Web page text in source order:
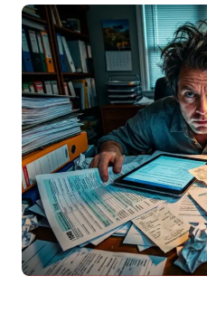
Crédito Habitação em
Descubra os valores
2026 (6 e 12
e o impacto exato
Leggi articolo